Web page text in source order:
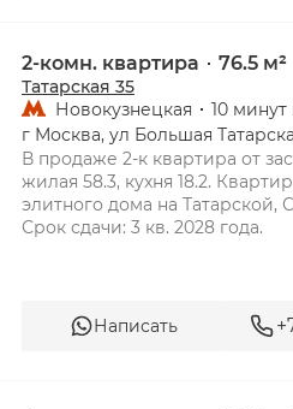
2-комн. квартира 76.5 м²
Татарская 35
Новокузнецкая
10
г Москва, ул Большая
В продаже 2-к квартира от
жилая 58.3, кухня 18.2.
элитного дома на Татарской,
ТАТАРСКАЯ 35 - элитная
Написать